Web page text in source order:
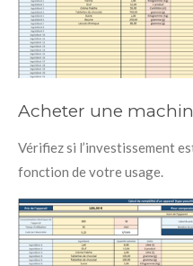
Acheter une
Vérifiez si l’investissement
fonction de votre usage.